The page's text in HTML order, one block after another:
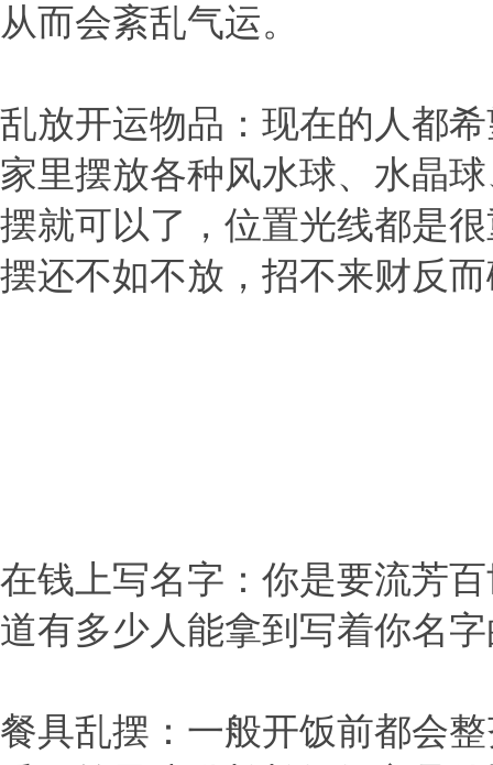
从而会紊乱气运。
乱放开运物品：现在的人都
家里摆放各种风水球、水晶
摆就可以了，位置光线都是
摆还不如不放，招不来财反
在钱上写名字：你是要流芳
道有多少人能拿到写着你名
餐具乱摆：一般开饭前都会